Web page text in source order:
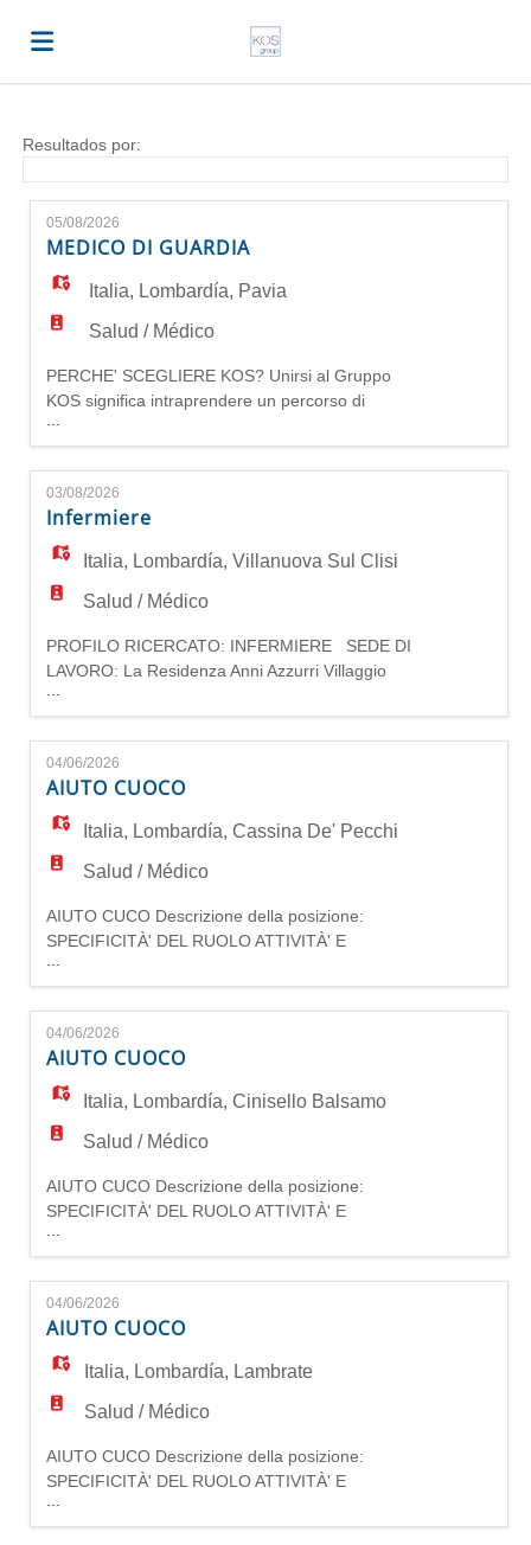
Lista
ofertas
de
trabajo
Subir
CV
Acceso
Idioma
FR
DE
ES
PT
Resultados por:
05/08/2026
MEDICO DI GUARDIA
Italia, Lombardía, Pavia
Salud / Médico
PERCHE' SCEGLIERE KOS? Unirsi al Gruppo
KOS significa intraprendere un percorso di
sviluppo personale e professionale. I candidati
hanno l'opportunità di far parte di un ambiente di
lavoro stimolante e gratificante, in cui le
competenze individuali saranno valorizzate per
contribuire al benessere delle persone e favorire
la crescita personale. KO
03/08/2026
Infermiere
Italia, Lombardía,Villanuova Sul Clisi
Salud / Médico
PROFILO RICERCATO: INFERMIERE SEDE DI
LAVORO: La Residenza Anni Azzurri Villaggio
San Francesco è una RSA situata a Villanuova
sul Clisi (BS), immersa nel verde a pochi minuti
dal Lago di Garda, che accoglie anziani
autosufficienti e non autosufficienti, offrendo
assistenza sanitaria, riabilitativa e percorsi
dedicati alle persone con demenza
04/06/2026
AIUTO CUOCO
Italia, Lombardía,Cassina De' Pecchi
Salud / Médico
AIUTO CUCO Descrizione della posizione:
SPECIFICITÀ' DEL RUOLO ATTIVITÀ' E
CONTESTO ORGANIZZATIVO L'addetto cucina
riscalda i pasti al momento della
somministrazione. Provvede al lavaggio delle
stoviglie ed alla preparazione dei carrelli del
vitto, mantiene pulita la cucina. Collabora con
tutti i colleghi per il miglioramento delle
prestazioni er
04/06/2026
AIUTO CUOCO
Italia, Lombardía,Cinisello Balsamo
Salud / Médico
AIUTO CUCO Descrizione della posizione:
SPECIFICITÀ' DEL RUOLO ATTIVITÀ' E
CONTESTO ORGANIZZATIVO L'addetto cucina
riscalda i pasti al momento della
somministrazione. Provvede al lavaggio delle
stoviglie ed alla preparazione dei carrelli del
vitto, mantiene pulita la cucina. Collabora con
tutti i colleghi per il miglioramento delle
prestazioni er
04/06/2026
AIUTO CUOCO
Italia, Lombardía, Lambrate
Salud / Médico
AIUTO CUCO Descrizione della posizione:
SPECIFICITÀ' DEL RUOLO ATTIVITÀ' E
CONTESTO ORGANIZZATIVO L'addetto cucina
riscalda i pasti al momento della